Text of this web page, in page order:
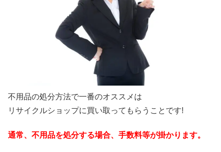
不用品の処分方法で一番のオススメは
リサイクルショップに買い取ってもらうことです!
通常、不用品を処分する場合、手数料等が掛かります。